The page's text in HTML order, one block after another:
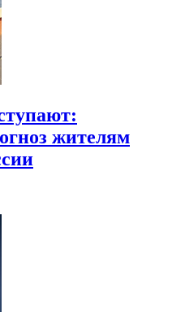
жителям